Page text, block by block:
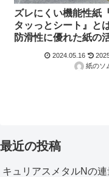
ズレにくい機能性紙
タッっとシート』と
防滑性に優れた紙の
2024.05.16
紙のソ
最近の投稿
キュリアスメタルNの